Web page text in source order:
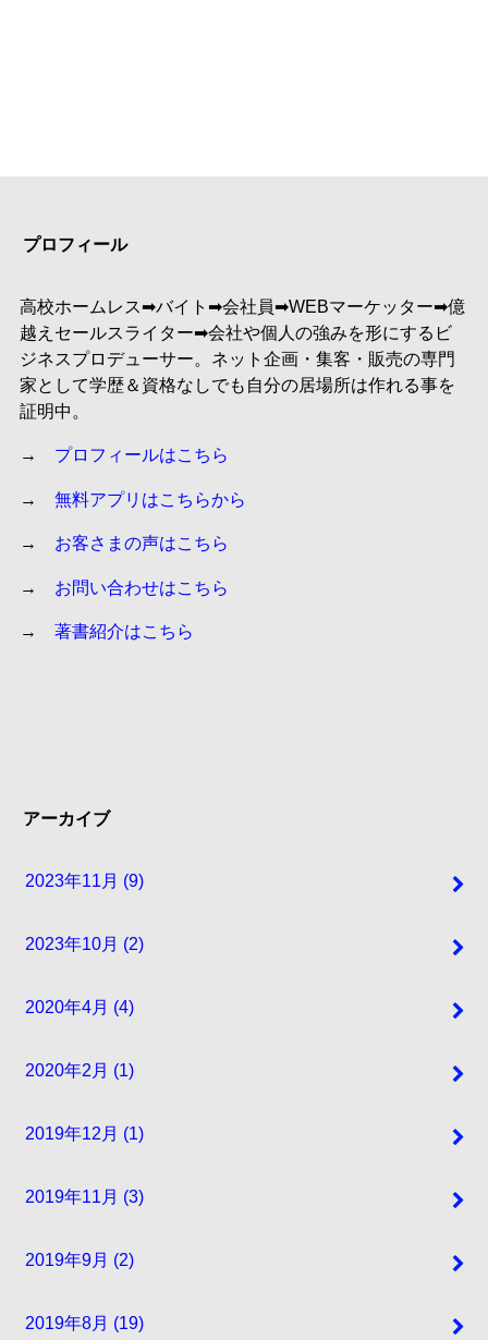
プロフィール
高校ホームレス➡︎バイト➡︎会社員➡︎WEBマーケッター➡︎億
越えセールスライター➡︎会社や個人の強みを形にするビ
ジネスプロデューサー。ネット企画・集客・販売の専門
家として学歴＆資格なしでも自分の居場所は作れる事を
証明中。
→ プロフィールはこちら
→ 無料アプリはこちらから
→ お客さまの声はこちら
→ お問い合わせはこちら
→ 著書紹介はこちら
アーカイブ
2023年11月 (9)
2023年10月 (2)
2020年4月 (4)
2020年2月 (1)
2019年12月 (1)
2019年11月 (3)
2019年9月 (2)
2019年8月 (19)